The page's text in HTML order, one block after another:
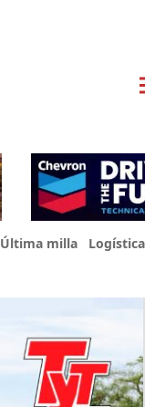
Última milla Logística